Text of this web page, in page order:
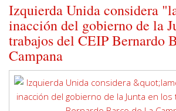
Izquierda Unida considera
inacción del gobierno de la
trabajos del CEIP Bernardo
Campana